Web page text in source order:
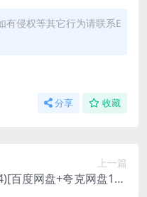
有侵权等其它行为请联系E
分享 收藏
上一篇
百度网盘+夸克网盘108